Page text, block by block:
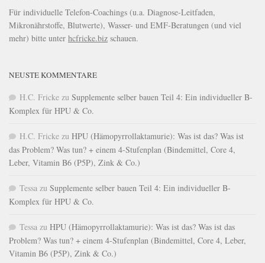
Für individuelle Telefon-Coachings (u.a. Diagnose-Leitfaden,
Mikronährstoffe, Blutwerte), Wasser- und EMF-Beratungen (und viel
mehr) bitte unter hcfricke.biz schauen.
NEUSTE KOMMENTARE
H.C. Fricke zu Supplemente selber bauen Teil 4: Ein individueller B-
Komplex für HPU & Co.
H.C. Fricke zu HPU (Hämopyrrollaktamurie): Was ist das? Was ist
das Problem? Was tun? + einem 4-Stufenplan (Bindemittel, Core 4,
Leber, Vitamin B6 (P5P), Zink & Co.)
Tessa zu Supplemente selber bauen Teil 4: Ein individueller B-
Komplex für HPU & Co.
Tessa zu HPU (Hämopyrrollaktamurie): Was ist das? Was ist das
Problem? Was tun? + einem 4-Stufenplan (Bindemittel, Core 4, Leber,
Vitamin B6 (P5P), Zink & Co.)